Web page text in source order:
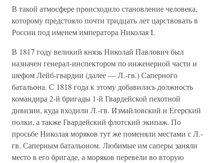
В такой атмосфере происходило становление человека,
которому предстояло почти тридцать лет царствовать в
России под именем императора Николая I.
В 1817 году великий князь Николай Павлович был
назначен генерал-инспектором по инженерной части и
шефом Лейб-гвардии (далее — Л.-гв.) Саперного
батальона. С 1818 года к этому добавилась должность
командира 2-й бригады 1-й Гвардейской пехотной
дивизии, куда входили Л.-гв. Измайловский и Егерский
полки, а также Гвардейский флотский экипаж. По
просьбе Николая моряков тут же поменяли местами с Л.-
гв. Саперным батальоном. Любимые им саперы заняли
место в его бригаде, а моряков перевели во вторую